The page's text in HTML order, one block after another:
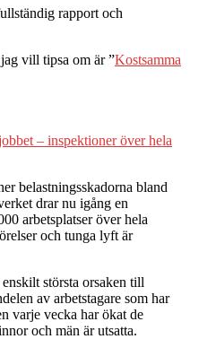
rapport och
vill tipsa om är ”Kostsamma
– inspektioner över hela
belastningsskadorna bland
drar nu igång en
arbetsplatser över hela
och tunga lyft är
största orsaken till
av arbetstagare som har
varje vecka har ökat de
och män är utsatta.